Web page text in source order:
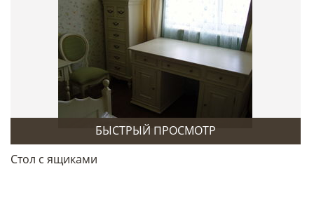
БЫСТРЫЙ ПРОСМОТР
Стол с ящиками